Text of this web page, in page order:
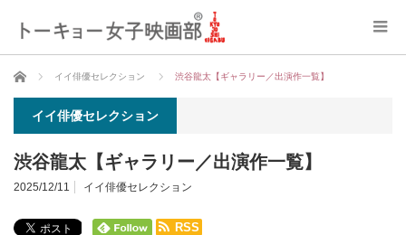
ホーム イイ俳優セレクション 渋谷龍太【ギャラリー／出演作一覧】
イイ俳優セレクション
渋谷龍太【ギャラリー／出演作一覧】
2025/12/11 イイ俳優セレクション
RSS